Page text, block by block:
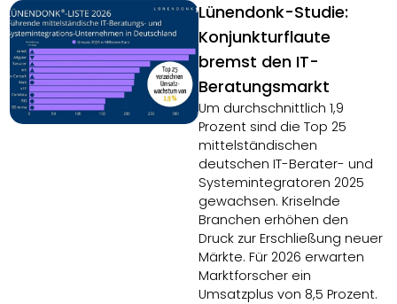
Lünendonk-Studie:
Konjunkturflaute
bremst den IT-
Beratungsmarkt
Um durchschnittlich 1,9
Prozent sind die Top 25
mittelständischen
deutschen IT-Berater- und
Systemintegratoren 2025
gewachsen. Kriselnde
Branchen erhöhen den
Druck zur Erschließung neuer
Märkte. Für 2026 erwarten
Marktforscher ein
Umsatzplus von 8,5 Prozent.